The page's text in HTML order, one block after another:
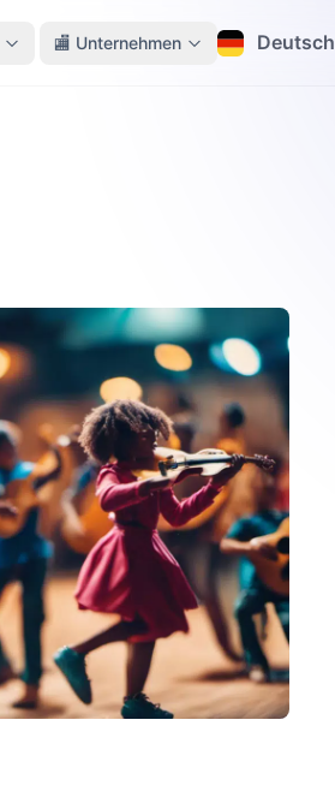
🏬 Unternehmen Deutsch